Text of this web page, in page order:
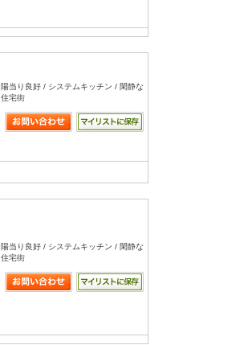
陽当り良好 / システムキッチン / 閑静な
住宅街
陽当り良好 / システムキッチン / 閑静な
住宅街